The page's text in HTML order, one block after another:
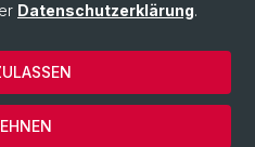
Datenschutzerklärung.